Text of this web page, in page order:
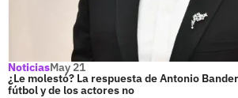
NoticiasMay 21
¿Le molestó? La respuesta de Antonio
fútbol y de los actores no